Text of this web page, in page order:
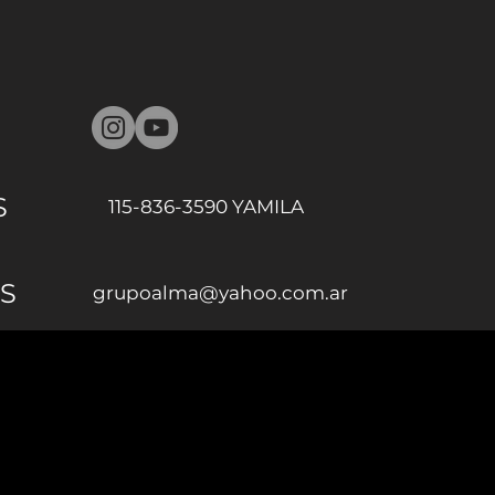
115-836-3590 YAMILA
grupoalma@yahoo.com.ar